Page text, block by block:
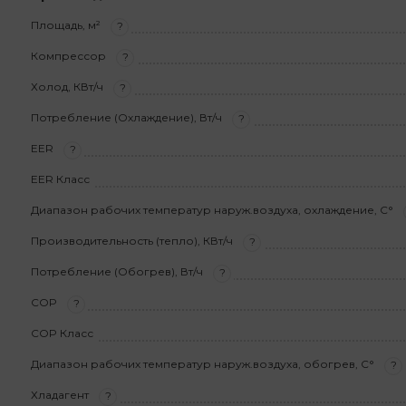
Площадь, м² ?
Компрессор ?
Холод, КВт/ч ?
Потребление (Охлаждение), Вт/ч ?
EER ?
EER Класс
Диапазон рабочих температур наруж.воздуха, охлаждение, С°
Производительность (тепло), КВт/ч ?
Потребление (Обогрев), Вт/ч ?
COP ?
COP Класс
Диапазон рабочих температур наруж.воздуха, обогрев, С° ?
Хладагент ?